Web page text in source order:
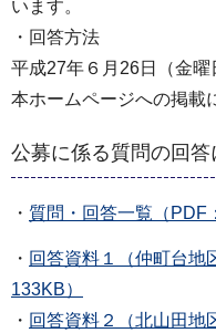
います。
・回答方法
平成27年６月26日（金曜
本ホームページへの掲載
公募に係る質問の回答
・ 質問・回答一覧（PDF
・ 回答資料１（仲町台
133KB）
・ 回答資料２（北山田